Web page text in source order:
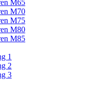
M65
M70
M75
M80
M85
1
2
3